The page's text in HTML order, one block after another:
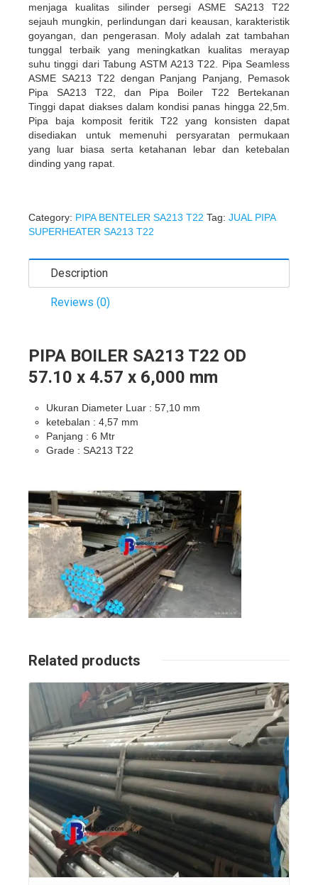
menjaga kualitas silinder persegi ASME SA213 T22
sejauh mungkin, perlindungan dari keausan, karakteristik
goyangan, dan pengerasan. Moly adalah zat tambahan
tunggal terbaik yang meningkatkan kualitas merayap
suhu tinggi dari Tabung ASTM A213 T22. Pipa Seamless
ASME SA213 T22 dengan Panjang Panjang, Pemasok
Pipa SA213 T22, dan Pipa Boiler T22 Bertekanan
Tinggi dapat diakses dalam kondisi panas hingga 22,5m.
Pipa baja komposit feritik T22 yang konsisten dapat
disediakan untuk memenuhi persyaratan permukaan
yang luar biasa serta ketahanan lebar dan ketebalan
dinding yang rapat.
Category: PIPA BENTELER SA213 T22 Tag: JUAL PIPA
SUPERHEATER SA213 T22
Description
Reviews (0)
PIPA BOILER SA213 T22 OD
57.10 x 4.57 x 6,000 mm
Ukuran Diameter Luar : 57,10 mm
ketebalan : 4,57 mm
Panjang : 6 Mtr
Grade : SA213 T22
Related products
Details